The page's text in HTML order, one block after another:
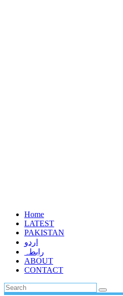
Home
LATEST
PAKISTAN
اردو
رابطہ
ABOUT
CONTACT